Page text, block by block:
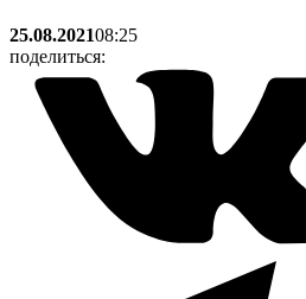
25.08.202108:25
поделиться: